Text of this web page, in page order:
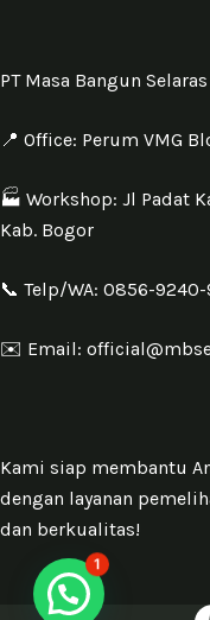
PT Masa Bangun Selaras
📍 Office: Perum VMG
🏭 Workshop: Jl Padat
Kab. Bogor
📞 Telp/WA: 0856-
✉️ Email:
Kami siap membantu
dengan layanan
dan berkualitas!
1